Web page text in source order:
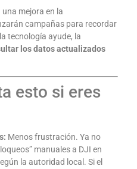
mejora en la
campañas para recordar
tecnología ayude, la
los datos actualizados
esto si eres
Menos frustración. Ya no
manuales a DJI en
la autoridad local. Si el